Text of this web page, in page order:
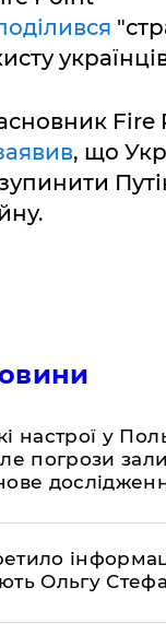
Fire
, що
настрої у
погрози
Ольгу